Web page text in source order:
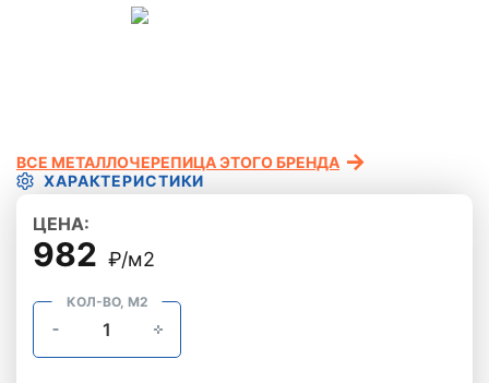
ХАРАКТЕРИСТИКИ
ВСЕ МЕТАЛЛОЧЕРЕПИЦА ЭТОГО БРЕНДА
ЦЕНА:
982 ₽/м2
КОЛ-ВО, М2